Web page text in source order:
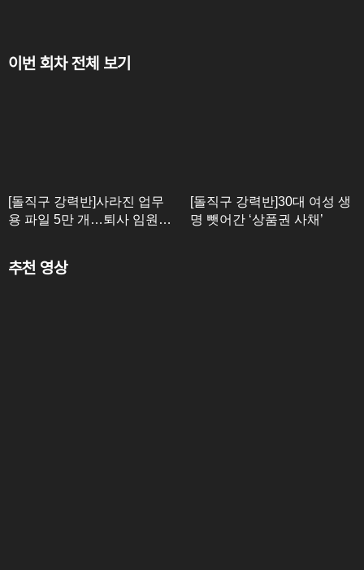
이번 회차 전체 보기
[돌직구 강력반]사라진 업무
용 파일 5만 개…퇴사 임원의
[돌직구 강력반]30대 여성 생
명 뺏어간 ‘상품권 사채’
추천 영상